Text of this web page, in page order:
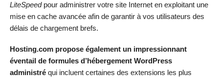
LiteSpeedpour administrer votre site Internet en exploitant une
mise en cache avancée afin de garantir à vos utilisateurs des
délais de chargement brefs.
Hosting.com propose également un impressionnant
éventail de formules d’hébergement WordPress
administré qui incluent certaines des extensions les plus